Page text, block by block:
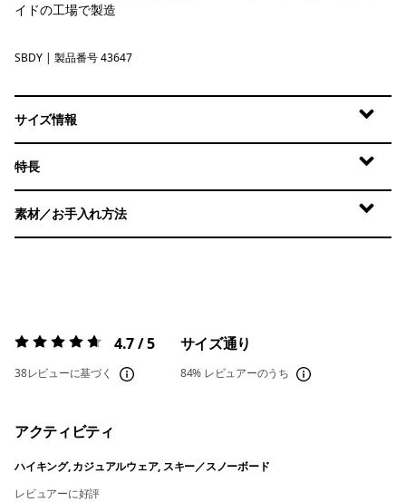
イドの工場で製造
Seabird Grey
SBDY | 製品番号 43647
サイズ情報
特長
素材／お手入れ方法
評価:4.7 / 5 4.7 / 5
38レビューに基づく
サイズ通り
84% レビュアーのうち
アクティビティ
ハイキング, カジュアルウェア, スキー／スノーボード
レビュアーに好評